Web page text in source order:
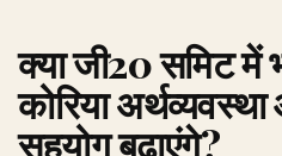
क्या जी20 समिट में
कोरिया
सहयोग बढ़ाएंगे?